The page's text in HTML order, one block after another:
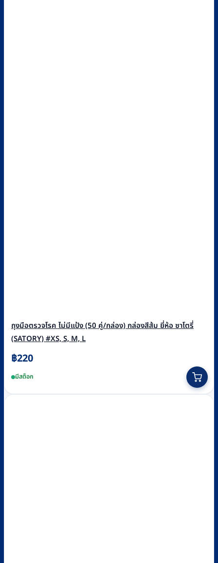
ถุงมือตรวจโรค ไม่มีแป้ง (50 คู่/กล่อง) กล่องสีส้ม ยี่ห้อ ซาโตรี่
(SATORY) #XS, S, M, L
฿220
มีสต็อก
product
has